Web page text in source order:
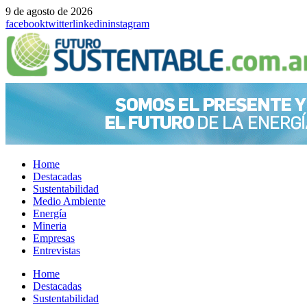
9 de agosto de 2026
facebooktwitterlinkedininstagram
Home
Destacadas
Sustentabilidad
Medio Ambiente
Energía
Mineria
Empresas
Entrevistas
Menu
Home
Destacadas
Sustentabilidad